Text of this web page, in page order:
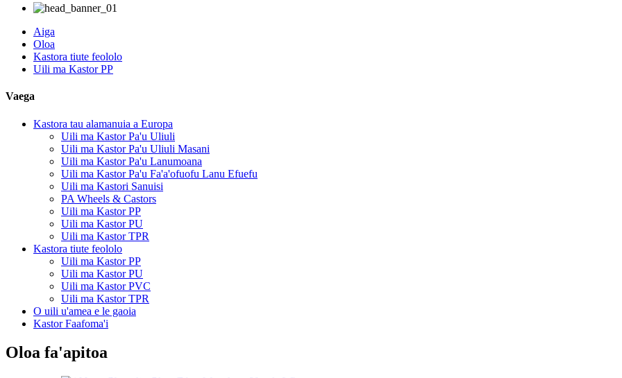
Aiga
Oloa
Kastora tiute feololo
Uili ma Kastor PP
Vaega
Kastora tau alamanuia a Europa
Uili ma Kastor Pa'u Uliuli
Uili ma Kastor Pa'u Uliuli Masani
Uili ma Kastor Pa'u Lanumoana
Uili ma Kastor Pa'u Fa'a'ofuofu Lanu Efuefu
Uili ma Kastori Sanuisi
PA Wheels & Castors
Uili ma Kastor PP
Uili ma Kastor PU
Uili ma Kastor TPR
Kastora tiute feololo
Uili ma Kastor PP
Uili ma Kastor PU
Uili ma Kastor PVC
Uili ma Kastor TPR
O uili u'amea e le gaoia
Kastor Faafoma'i
Oloa fa'apitoa